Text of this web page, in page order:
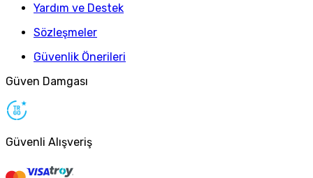
Yardım ve Destek
Sözleşmeler
Güvenlik Önerileri
Güven Damgası
Güvenli Alışveriş